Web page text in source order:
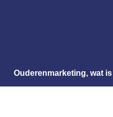
Ouderenmarketing, wat